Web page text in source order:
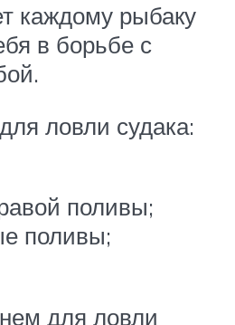
каждому рыбаку
в борьбе с
ловли судака:
поливы;
поливы;
для ловли